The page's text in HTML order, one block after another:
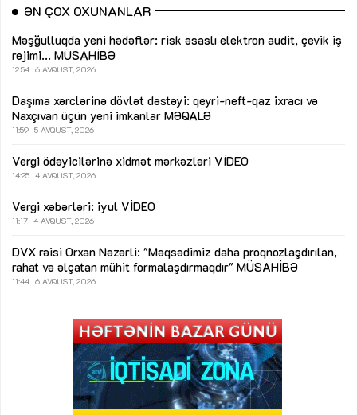
ƏN ÇOX OXUNANLAR
Məşğulluqda yeni hədəflər: risk əsaslı elektron audit, çevik iş
rejimi... MÜSAHİBƏ
12:54 6 AVQUST, 2026
Daşıma xərclərinə dövlət dəstəyi: qeyri-neft-qaz ixracı və
Naxçıvan üçün yeni imkanlar MƏQALƏ
11:59 5 AVQUST, 2026
Vergi ödəyicilərinə xidmət mərkəzləri VİDEO
14:25 4 AVQUST, 2026
Vergi xəbərləri: iyul VİDEO
11:17 4 AVQUST, 2026
DVX rəisi Orxan Nəzərli: "Məqsədimiz daha proqnozlaşdırılan,
rahat və əlçatan mühit formalaşdırmaqdır" MÜSAHİBƏ
11:44 6 AVQUST, 2026